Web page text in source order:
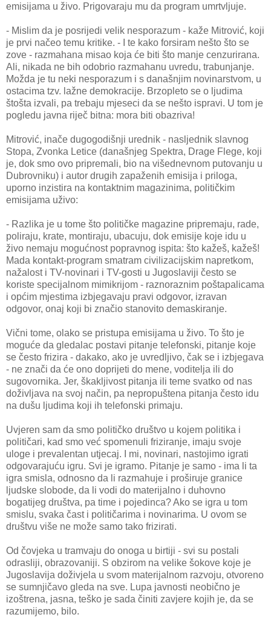
emisijama u živo. Prigovaraju mu da program umrtvljuje.
- Mislim da je posrijedi velik nesporazum - kaže Mitrović, koji
je prvi načeo temu kritike. - I te kako forsiram nešto što se
zove - razmahana misao koja će biti što manje cenzurirana.
Ali, nikada ne bih odobrio razmahanu uvredu, trabunjanje.
Možda je tu neki nesporazum i s današnjim novinarstvom, u
ostacima tzv. lažne demokracije. Brzopleto se o ljudima
štošta izvali, pa trebaju mjeseci da se nešto ispravi. U tom je
pogledu javna riječ bitna: mora biti obazriva!
Mitrović, inače dugogodišnji urednik - nasljednik slavnog
Stopa, Zvonka Letice (današnjeg Spektra, Drage Flege, koji
je, dok smo ovo pripremali, bio na višednevnom putovanju u
Dubrovniku) i autor drugih zapaženih emisija i priloga,
uporno inzistira na kontaktnim magazinima, političkim
emisijama uživo:
- Razlika je u tome što političke magazine pripremaju, rade,
poliraju, krate, montiraju, ubacuju, dok emisije koje idu u
živo nemaju mogućnost popravnog ispita: što kažeš, kažeš!
Mada kontakt-program smatram civilizacijskim napretkom,
nažalost i TV-novinari i TV-gosti u Jugoslaviji često se
koriste specijalnom mimikrijom - raznoraznim poštapalicama
i općim mjestima izbjegavaju pravi odgovor, izravan
odgovor, onaj koji bi značio stanovito demaskiranje.
Vični tome, olako se pristupa emisijama u živo. To što je
moguće da gledalac postavi pitanje telefonski, pitanje koje
se često frizira - dakako, ako je uvredljivo, čak se i izbjegava
- ne znači da će ono doprijeti do mene, voditelja ili do
sugovornika. Jer, škakljivost pitanja ili teme svatko od nas
doživljava na svoj način, pa nepropuštena pitanja često idu
na dušu ljudima koji ih telefonski primaju.
Uvjeren sam da smo političko društvo u kojem politika i
političari, kad smo već spomenuli friziranje, imaju svoje
uloge i prevalentan utjecaj. I mi, novinari, nastojimo igrati
odgovarajuću igru. Svi je igramo. Pitanje je samo - ima li ta
igra smisla, odnosno da li razmahuje i proširuje granice
ljudske slobode, da li vodi do materijalno i duhovno
bogatijeg društva, pa time i pojedinca? Ako se igra u tom
smislu, svaka čast i političarima i novinarima. U ovom se
društvu više ne može samo tako frizirati.
Od čovjeka u tramvaju do onoga u birtiji - svi su postali
odrasliji, obrazovaniji. S obzirom na velike šokove koje je
Jugoslavija doživjela u svom materijalnom razvoju, otvoreno
se sumnjičavo gleda na sve. Lupa javnosti neobično je
izoštrena, jasna, teško je sada činiti zavjere kojih je, da se
razumijemo, bilo.